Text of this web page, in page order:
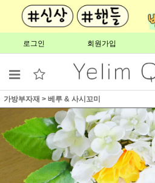
로그인 회원가입
가방부자재 > 베루 & 사시꼬미